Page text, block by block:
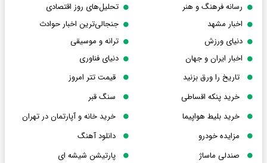
رسانه فرهنگ و هنر
تحلیل‌های روز اقتصادی
اخبار مشهد
جنجالی‌ترین اخبار حوادث
دنیای ورزش
ترانه و موسیقی
اخبار ایران و جهان
دنیای فناوری
تاریخ را ورق بزنید
قیمت تتر امروز
خرید پنکه اقساطی
سنگ قبر
خرید بلیط هواپیما
خرید خانه و آپارتمان در تهران
مزایده خودرو
دانلود آهنگ
صندلی ماساژ
پارتیشن شیشه ای